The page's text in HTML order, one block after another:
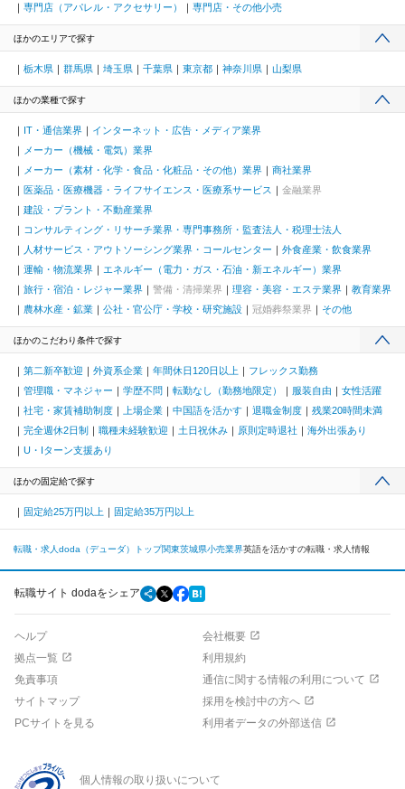
専門店（アパレル・アクセサリー）
専門店・その他小売
ほかのエリアで探す
栃木県 群馬県 埼玉県 千葉県 東京都 神奈川県 山梨県
ほかの業種で探す
IT・通信業界
インターネット・広告・メディア業界
メーカー（機械・電気）業界
メーカー（素材・化学・食品・化粧品・その他）業界
商社業界
医薬品・医療機器・ライフサイエンス・医療系サービス
金融業界
建設・プラント・不動産業界
コンサルティング・リサーチ業界・専門事務所・監査法人・税理士法人
人材サービス・アウトソーシング業界・コールセンター
外食産業・飲食業界
運輸・物流業界
エネルギー（電力・ガス・石油・新エネルギー）業界
旅行・宿泊・レジャー業界
警備・清掃業界 理容・美容・エステ業界
教育業界
農林水産・鉱業
公社・官公庁・学校・研究施設 冠婚葬祭業界 その他
ほかのこだわり条件で探す
第二新卒歓迎 外資系企業 年間休日120日以上
フレックス勤務
管理職・マネジャー
学歴不問 転勤なし（勤務地限定） 服装自由
女性活躍
社宅・家賃補助制度
上場企業 中国語を活かす 退職金制度
残業20時間未満
完全週休2日制
職種未経験歓迎 土日祝休み 原則定時退社
海外出張あり
U・Iターン支援あり
ほかの固定給で探す
固定給25万円以上 固定給35万円以上
転職・求人doda（デューダ）トップ関東茨城県小売業界英語を活かすの転職・求人情報
転職サイト dodaをシェア
ヘルプ
会社概要
拠点一覧
利用規約
免責事項
通信に関する情報の利用について
サイトマップ
採用を検討中の方へ
PCサイトを見る
利用者データの外部送信
個人情報の取り扱いについて